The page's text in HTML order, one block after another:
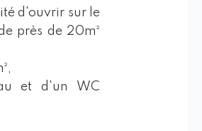
d'ouvrir sur le
près de 20m²
et d'un WC